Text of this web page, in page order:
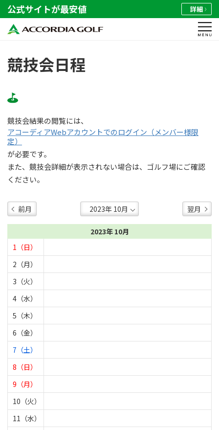
公式サイトが最安値 詳細
競技会日程
競技会結果の閲覧には、
アコーディアWebアカウントでのログイン（メンバー様限
定）
が必要です。
また、競技会詳細が表示されない場合は、ゴルフ場にご確認
ください。
前月 翌月
2023年 10月
1（日）
2（月）
3（火）
4（水）
5（木）
6（金）
7（土）
8（日）
9（月）
10（火）
11（水）